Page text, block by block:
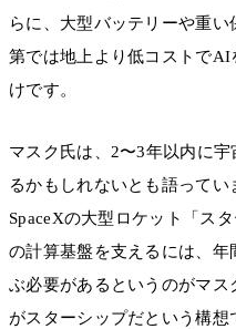
らに、大型バッテリーや重
第では地上より低コストで
けです。
マスク氏は、2〜3年以内に
るかもしれないとも語ってい
SpaceXの大型ロケット「ス
の計算基盤を支えるには、
ぶ必要があるというのがマ
がスターシップだという構